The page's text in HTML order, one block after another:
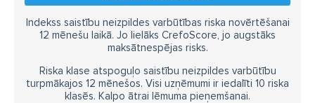
Indekss saistību neizpildes varbūtības riska novērtēšanai
12 mēnešu laikā. Jo lielāks CrefoScore, jo augstāks
maksātnespējas risks.
Riska klase atspoguļo saistību neizpildes varbūtību
turpmākajos 12 mēnešos. Visi uzņēmumi ir iedalīti 10 riska
klasēs. Kalpo ātrai lēmuma pieņemšanai.